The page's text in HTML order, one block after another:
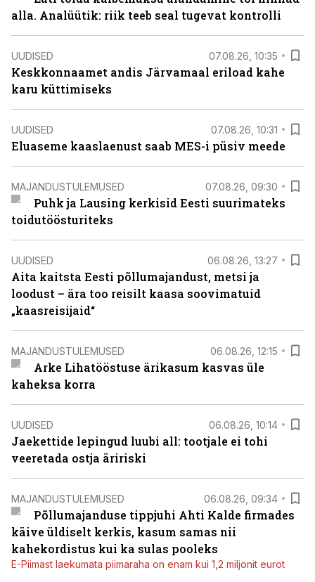
alla. Analüütik: riik teeb seal tugevat kontrolli
UUDISED 07.08.26, 10:35
Keskkonnaamet andis Järvamaal eriload kahe
karu küttimiseks
UUDISED 07.08.26, 10:31
Eluaseme kaaslaenust saab MES-i püsiv meede
MAJANDUSTULEMUSED 07.08.26, 09:30
Puhk ja Lausing kerkisid Eesti suurimateks
toidutöösturiteks
UUDISED 06.08.26, 13:27
Aita kaitsta Eesti põllumajandust, metsi ja
loodust – ära too reisilt kaasa soovimatuid
„kaasreisijaid“
MAJANDUSTULEMUSED 06.08.26, 12:15
Arke Lihatööstuse ärikasum kasvas üle
kaheksa korra
UUDISED 06.08.26, 10:14
Jaekettide lepingud luubi all: tootjale ei tohi
veeretada ostja äririski
MAJANDUSTULEMUSED 06.08.26, 09:34
Põllumajanduse tippjuhi Ahti Kalde firmades
käive üldiselt kerkis, kasum samas nii
kahekordistus kui ka sulas pooleks
E-Piimast laekumata piimaraha on enam kui 1,2 miljonit eurot